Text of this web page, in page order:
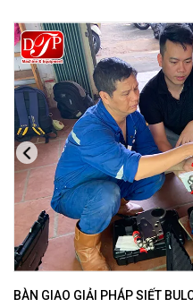
BÀN GIAO GIẢI PHÁP SIẾT